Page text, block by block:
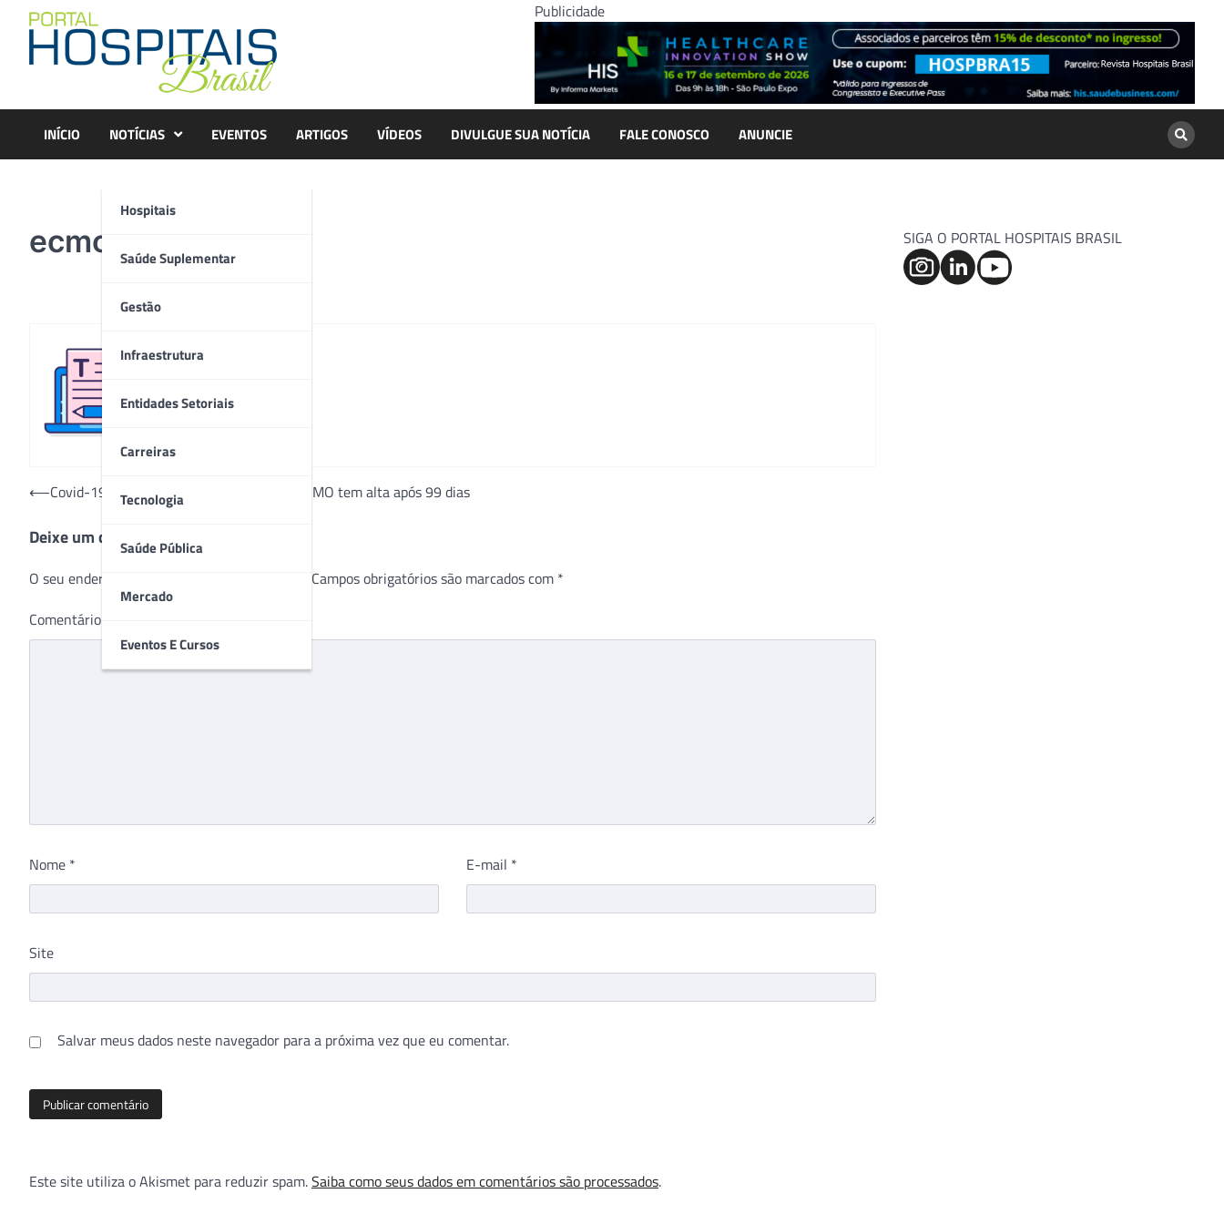
content
Publicidade
INÍCIO NOTÍCIAS
Hospitais
Saúde Suplementar
Gestão
Infraestrutura
Entidades Setoriais
Carreiras
Tecnologia
Saúde Pública
Mercado
Eventos E Cursos
EVENTOS ARTIGOS VÍDEOS DIVULGUE SUA NOTÍCIA FALE CONOSCO ANUNCIE
ecmo
Navegação
Post
⟵Covid-19: paciente em tratamento com ECMO tem alta após 99 dias
Deixe um comentário
O seu endereço de e-mail não será publicado. Campos obrigatórios são marcados com *
Comentário
Nome * E-mail *
Site
Salvar meus dados neste navegador para a próxima vez que eu comentar.
Este site utiliza o Akismet para reduzir spam.Saiba como seus dados em comentários são processados.
SIGA O PORTAL HOSPITAIS BRASIL